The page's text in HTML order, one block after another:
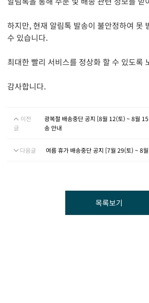
하지만, 현재 알림톡 발송이 불안정하여 못
수 있습니다.
최대한 빨리 서비스를 정상화 할 수 있도록
감사합니다.
이전
글
광복절 배송중단 공지 [8월 12(토) ~ 8월
송 안내
다음글 여름 휴가 배송중단 공지 [7월 29(토) ~ 8
목록보기